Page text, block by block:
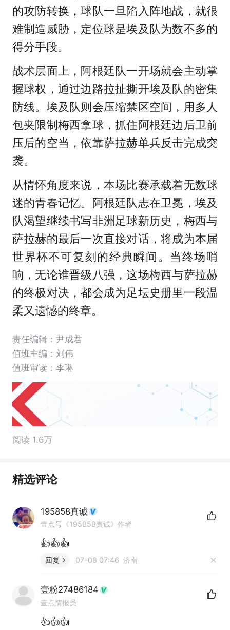
的攻防转换，球队一旦陷入阵地战，就很
难制造威胁，定位球是埃及队为数不多的
得分手段。
战术层面上，阿根廷队一开场就会主动掌
握球权，通过边路拉扯撕开埃及队的密集
防线。埃及队则会压缩禁区空间，用多人
包夹限制梅西拿球，抓住阿根廷边后卫前
压后的空当，依靠萨拉赫单兵反击完成突
袭。
从情怀角度来说，本场比赛承载着无数球
迷的青春记忆。阿根廷队志在卫冕，埃及
队渴望继续书写非洲足球新历史，梅西与
萨拉赫的最后一次直接对话，将成为本届
世界杯不可复刻的经典瞬间。当终场哨
响，无论谁晋级八强，这场梅西与萨拉赫
的终极对决，都会成为足坛史册里一段温
柔又遗憾的终章。
责任编辑：尹成君
值班主编： 刘伟
值班审读：李琳
阅读 1.6万
精选评论
195858真诚
壹点号《195858真诚》作者
👍👍👍
回复 07-08 07:46 济南
壹粉27486184
壹点情报员
👍👍👍